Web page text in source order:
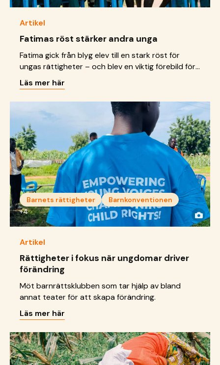
Artikel
Fatimas röst stärker andra unga
Fatima gick från blyg elev till en stark röst för
ungas rättigheter – och blev en viktig förebild för
andra unga.
Läs mer här
Barnets rättigheter
Barnkonventionen
+4
Artikel
Rättigheter i fokus när ungdomar driver
förändring
Möt barnrättsklubben som tar hjälp av bland
annat teater för att skapa förändring.
Läs mer här